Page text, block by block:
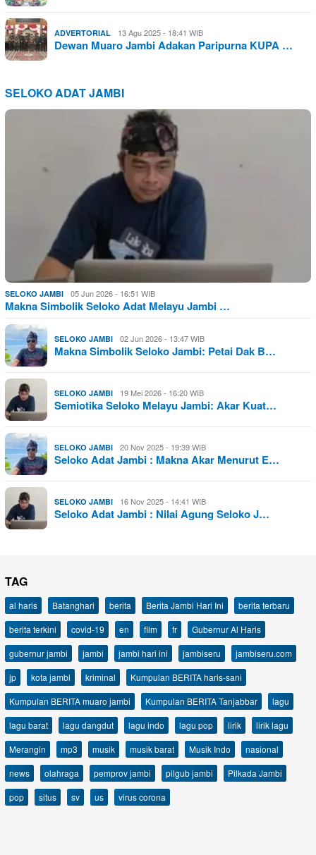
ADVERTORIAL 13 Agu 2025 - 18:41 WIB
Dewan Muaro Jambi Adakan Paripurna KUPA …
SELOKO ADAT JAMBI
SELOKO JAMBI 05 Jun 2026 - 16:51 WIB
Makna Simbolik Seloko Adat Melayu Jambi …
SELOKO JAMBI 02 Jun 2026 - 13:47 WIB
Makna Simbolik Seloko Jambi: Petai Dak B…
SELOKO JAMBI 19 Mei 2026 - 16:20 WIB
Semiotika Seloko Melayu Jambi: Akar Kuat…
SELOKO JAMBI 20 Nov 2025 - 19:39 WIB
Seloko Adat Jambi : Makna Akar Menurut E…
SELOKO JAMBI 16 Nov 2025 - 14:41 WIB
Seloko Adat Jambi : Nilai Agung Seloko J…
TAG
al haris Batanghari berita Berita Jambi Hari Ini
berita terbaru
berita terkini
covid-19 en film fr
Gubernur Al Haris
gubernur jambi
jambi jambi hari ini jambiseru
jambiseru.com
jp
kota jambi kriminal
Kumpulan BERITA haris-sani
Kumpulan BERITA muaro jambi
Kumpulan BERITA Tanjabbar
lagu
lagu barat
lagu dangdut lagu indo lagu pop lirik
lirik lagu
Merangin
mp3 musik musik barat Musik Indo
nasional
news
olahraga pemprov jambi pilgub jambi
Pilkada Jambi
pop
situs sv us virus corona